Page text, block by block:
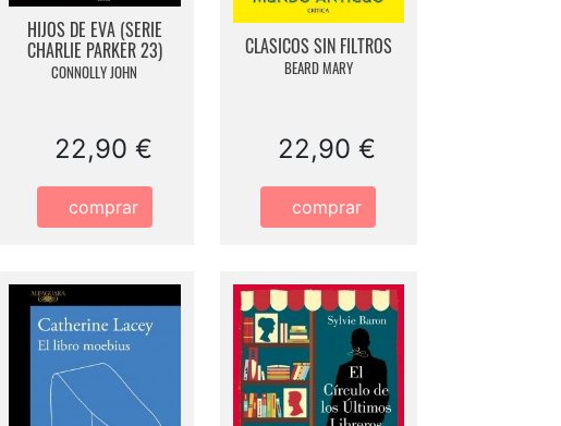
HIJOS DE EVA (SERIE
CHARLIE PARKER 23)
CONNOLLY JOHN
22,90 €
comprar
CLASICOS SIN FILTROS
BEARD MARY
22,90 €
comprar